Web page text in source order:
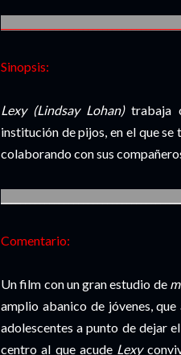
Sinopsis:
Lexy (Lindsay Lohan)trabaja
institución de pijos, en el que
colaborando con sus
Comentario:
Un film con un gran estudio de
amplio abanico de jóvenes,
adolescentes a punto de dejar
centro al que acude Lexy